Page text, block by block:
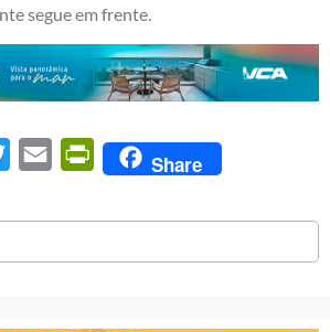
segue em frente.
Twitter Email PrintFriendly
Share